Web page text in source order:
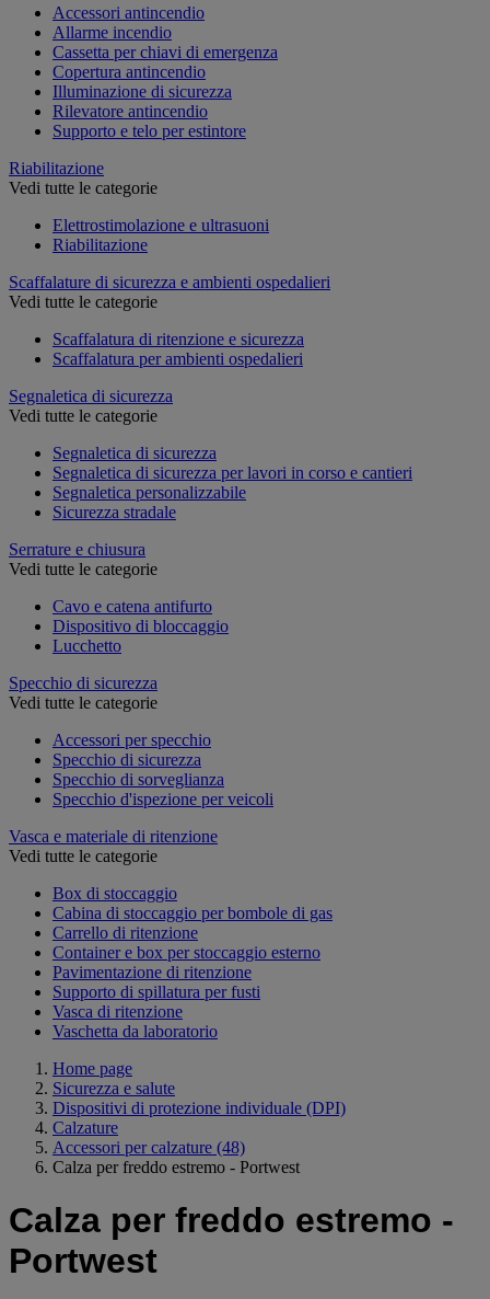
Accessori antincendio
Allarme incendio
Cassetta per chiavi di emergenza
Copertura antincendio
Illuminazione di sicurezza
Rilevatore antincendio
Supporto e telo per estintore
Riabilitazione
Vedi tutte le categorie
Elettrostimolazione e ultrasuoni
Riabilitazione
Scaffalature di sicurezza e ambienti ospedalieri
Vedi tutte le categorie
Scaffalatura di ritenzione e sicurezza
Scaffalatura per ambienti ospedalieri
Segnaletica di sicurezza
Vedi tutte le categorie
Segnaletica di sicurezza
Segnaletica di sicurezza per lavori in corso e cantieri
Segnaletica personalizzabile
Sicurezza stradale
Serrature e chiusura
Vedi tutte le categorie
Cavo e catena antifurto
Dispositivo di bloccaggio
Lucchetto
Specchio di sicurezza
Vedi tutte le categorie
Accessori per specchio
Specchio di sicurezza
Specchio di sorveglianza
Specchio d'ispezione per veicoli
Vasca e materiale di ritenzione
Vedi tutte le categorie
Box di stoccaggio
Cabina di stoccaggio per bombole di gas
Carrello di ritenzione
Container e box per stoccaggio esterno
Pavimentazione di ritenzione
Supporto di spillatura per fusti
Vasca di ritenzione
Vaschetta da laboratorio
Home page
Sicurezza e salute
Dispositivi di protezione individuale (DPI)
Calzature
Accessori per calzature (48)
Calza per freddo estremo - Portwest
Calza per freddo estremo -
Portwest